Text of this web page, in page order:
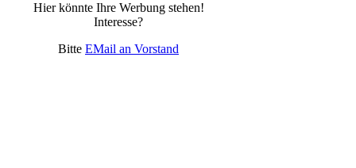
Hier könnte Ihre Werbung stehen!
Interesse?
Bitte EMail an Vorstand